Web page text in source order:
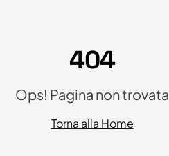
404
Ops! Pagina non trovata
Torna alla Home